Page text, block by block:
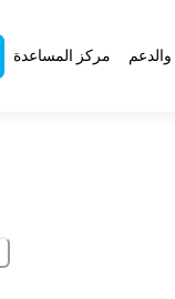
مركز المساعدة